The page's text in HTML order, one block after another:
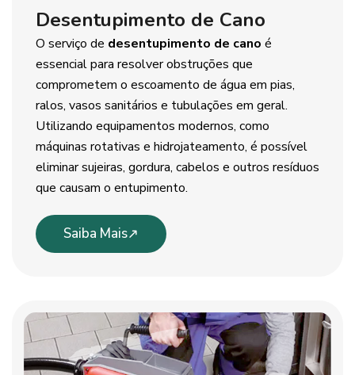
Desentupimento de Cano
O serviço de desentupimento de cano é
essencial para resolver obstruções que
comprometem o escoamento de água em pias,
ralos, vasos sanitários e tubulações em geral.
Utilizando equipamentos modernos, como
máquinas rotativas e hidrojateamento, é possível
eliminar sujeiras, gordura, cabelos e outros resíduos
que causam o entupimento.
Saiba Mais